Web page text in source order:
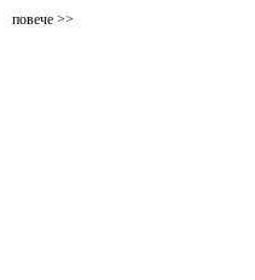
повече >>